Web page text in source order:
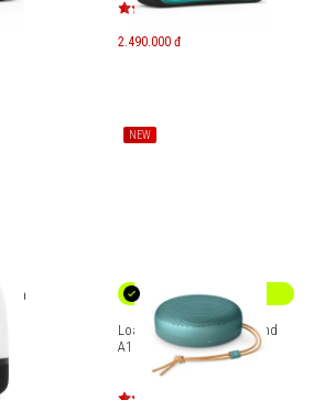
2.490.000 đ
NEW
Loa di động B&O Beosound
A1 3rd Gen